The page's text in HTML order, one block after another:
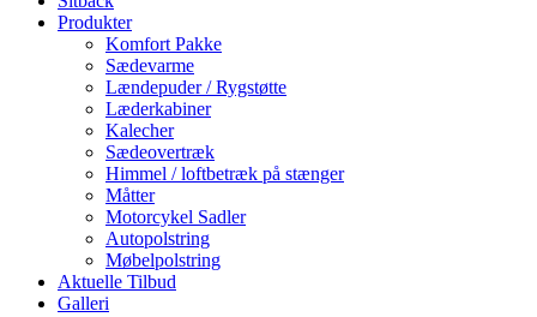
Produkter
Komfort Pakke
Sædevarme
Lændepuder / Rygstøtte
Læderkabiner
Kalecher
Sædeovertræk
Himmel / loftbetræk på stænger
Måtter
Motorcykel Sadler
Autopolstring
Møbelpolstring
Aktuelle Tilbud
Galleri